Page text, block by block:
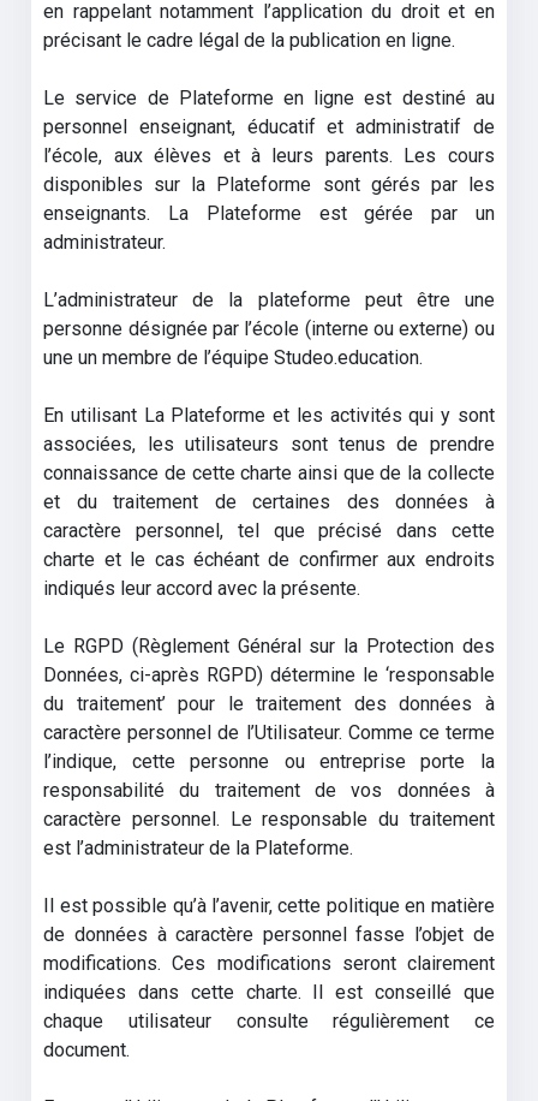
en rappelant notamment l’application du droit et en
précisant le cadre légal de la publication en ligne.
Le service de Plateforme en ligne est destiné au
personnel enseignant, éducatif et administratif de
l’école, aux élèves et à leurs parents. Les cours
disponibles sur la Plateforme sont gérés par les
enseignants. La Plateforme est gérée par un
administrateur.
L’administrateur de la plateforme peut être une
personne désignée par l’école (interne ou externe) ou
une un membre de l’équipe Studeo.education.
En utilisant La Plateforme et les activités qui y sont
associées, les utilisateurs sont tenus de prendre
connaissance de cette charte ainsi que de la collecte
et du traitement de certaines des données à
caractère personnel, tel que précisé dans cette
charte et le cas échéant de confirmer aux endroits
indiqués leur accord avec la présente.
Le RGPD (Règlement Général sur la Protection des
Données, ci-après RGPD) détermine le ‘responsable
du traitement’ pour le traitement des données à
caractère personnel de l’Utilisateur. Comme ce terme
l’indique, cette personne ou entreprise porte la
responsabilité du traitement de vos données à
caractère personnel. Le responsable du traitement
est l’administrateur de la Plateforme.
Il est possible qu’à l’avenir, cette politique en matière
de données à caractère personnel fasse l’objet de
modifications. Ces modifications seront clairement
indiquées dans cette charte. Il est conseillé que
chaque utilisateur consulte régulièrement ce
document.